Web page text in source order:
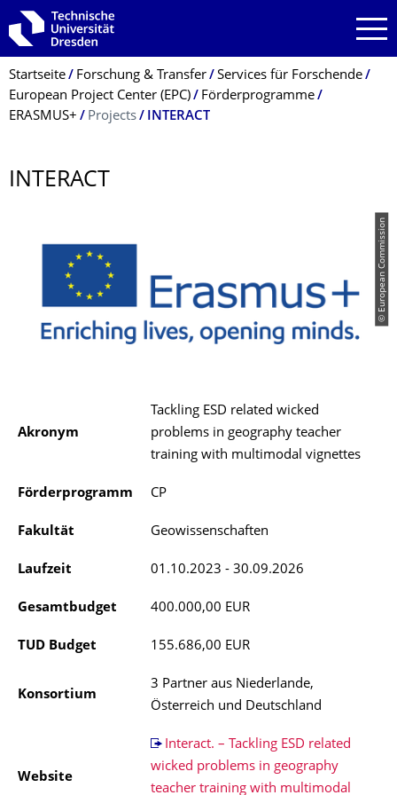
Zur Hauptnavigation springen
Zur Suche springen
Zum Inhalt springen
Breadcrumb-Menü
Startseite Forschung & Transfer
Services für Forschende
European Project Center (EPC)
Förderprogramme
ERASMUS+
Projects INTERACT
INTERACT
© European Commission
Akronym
Tackling ESD related wicked
problems in geography teacher
training with multimodal vignettes
Förderprogramm CP
Fakultät Geowissenschaften
Laufzeit 01.10.2023 - 30.09.2026
Gesamtbudget 400.000,00 EUR
TUD Budget 155.686,00 EUR
Konsortium
3 Partner aus Niederlande,
Österreich und Deutschland
Website
Interact. – Tackling ESD related
wicked problems in geography
teacher training with multimodal